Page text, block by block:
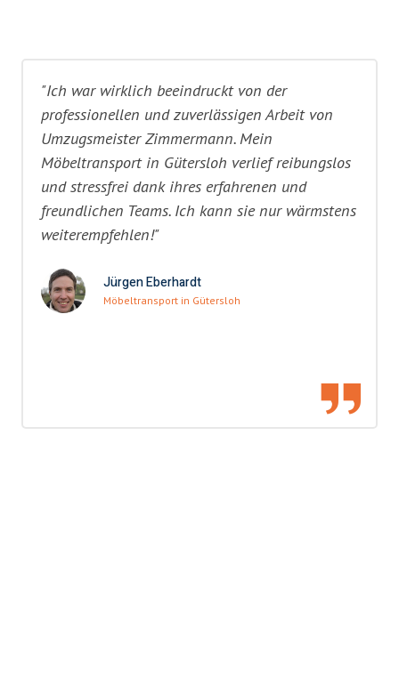
"Ich war wirklich beeindruckt von der
professionellen und zuverlässigen Arbeit von
Umzugsmeister Zimmermann. Mein
Möbeltransport in Gütersloh verlief reibungslos
und stressfrei dank ihres erfahrenen und
freundlichen Teams. Ich kann sie nur wärmstens
weiterempfehlen!"
Jürgen Eberhardt
Möbeltransport in Gütersloh